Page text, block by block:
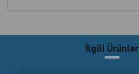
İlgili Ürünler